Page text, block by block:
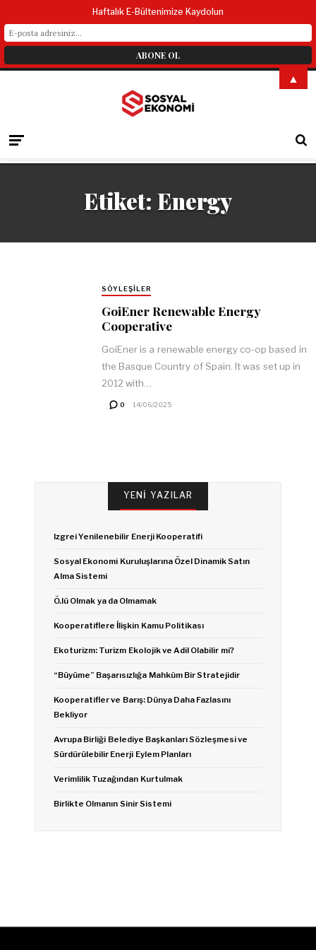
Etiket: Energy
SÖYLEŞILER
GoiEner Renewable Energy
Cooperative
GoiEner is a renewable energy co-op based in
the Basque Country of Spain. It was set up in
2012 with…
0 14/06/2025
YENI YAZILAR
Izgrei Yenilenebilir Enerji Kooperatifi
Sosyal Ekonomi Kuruluşlarına Özel Dinamik Satın
Alma Sistemi
Ö.lü Olmak ya da Olmamak
Kooperatiflere İlişkin Kamu Politikası
Ekoturizm: Turizm Ekolojik ve Adil Olabilir mi?
“Büyüme” Başarısızlığa Mahkûm Bir Stratejidir
Kooperatifler ve Barış: Dünya Daha Fazlasını
Bekliyor
Avrupa Birliği Belediye Başkanları Sözleşmesi ve
Sürdürülebilir Enerji Eylem Planları
Verimlilik Tuzağından Kurtulmak
Birlikte Olmanın Sinir Sistemi
Haftalık E-Bültenimize Kaydolun
▲